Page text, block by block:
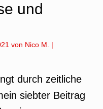
und
von Nico M.
|
durch zeitliche
siebter Beitrag